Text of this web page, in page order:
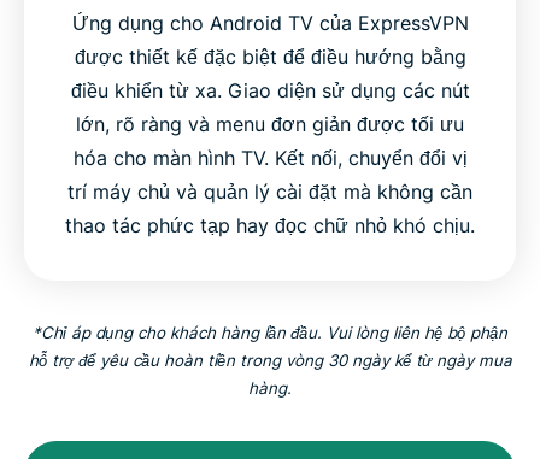
Ứng dụng cho Android TV của ExpressVPN
được thiết kế đặc biệt để điều hướng bằng
điều khiển từ xa. Giao diện sử dụng các nút
lớn, rõ ràng và menu đơn giản được tối ưu
hóa cho màn hình TV. Kết nối, chuyển đổi vị
trí máy chủ và quản lý cài đặt mà không cần
thao tác phức tạp hay đọc chữ nhỏ khó chịu.
*Chỉ áp dụng cho khách hàng lần đầu. Vui lòng liên hệ bộ phận
hỗ trợ để yêu cầu hoàn tiền trong vòng 30 ngày kể từ ngày mua
hàng.